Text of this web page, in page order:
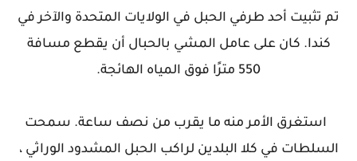
تم تثبيت أحد طرفي الحبل في الولايات المتحدة والآخر في
كندا. كان على عامل المشي بالحبال أن يقطع مسافة
550 مترًا فوق المياه الهائجة.
استغرق الأمر منه ما يقرب من نصف ساعة. سمحت
السلطات في كلا البلدين لراكب الحبل المشدود الوراثي ،